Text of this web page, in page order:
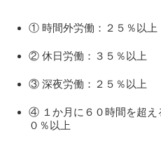
① 時間外労働：２５％以上
② 休日労働：３５％以上
③ 深夜労働：２５％以上
④ １か月に６０時間を超え
０％以上